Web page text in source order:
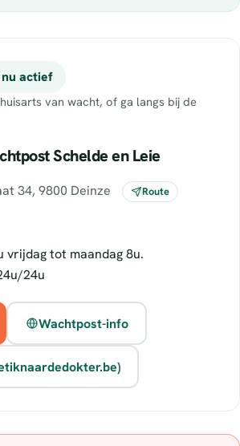
actief
van wacht, of ga langs bij de
Schelde en Leie
34, 9800 Deinze Route
vrijdag tot maandag 8u.
24u
Wachtpost-info